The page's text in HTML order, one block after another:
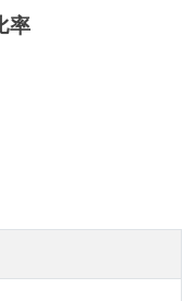
いる
マネジメントの役
ワークフローの標準
る
率